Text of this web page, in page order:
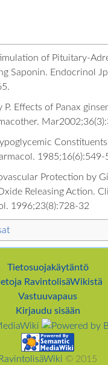
of Pituitary-
Saponin. Endocrinol
P. Effects of Panax
1985;16(6):549-
Protection by
Releasing Action.
1996;23(8):728-32
Tietosuojakäytäntö
RavintolisäWikistä
Vastuuvapaus
Kirjaudu sisään
RavintolisäWiki © 2015